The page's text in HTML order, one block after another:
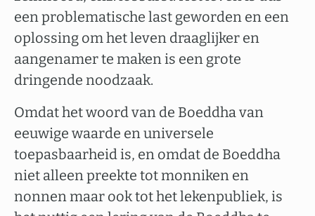
een problematische last geworden en een
oplossing om het leven draaglijker en
aangenamer te maken is een grote
dringende noodzaak.
Omdat het woord van de Boeddha van
eeuwige waarde en universele
toepasbaarheid is, en omdat de Boeddha
niet alleen preekte tot monniken en
nonnen maar ook tot het lekenpubliek, is